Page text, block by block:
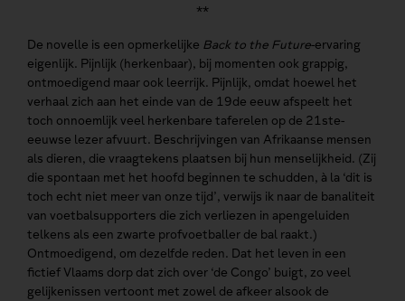
**
De novelle is een opmerkelijke Back to the Future-ervaring
eigenlijk. Pijnlijk (herkenbaar), bij momenten ook grappig,
ontmoedigend maar ook leerrijk. Pijnlijk, omdat hoewel het
verhaal zich aan het einde van de 19de eeuw afspeelt het
toch onnoemlijk veel herkenbare taferelen op de 21ste-
eeuwse lezer afvuurt. Beschrijvingen van Afrikaanse mensen
als dieren, die vraagtekens plaatsen bij hun menselijkheid. (Zij
die spontaan met het hoofd beginnen te schudden, à la ‘dit is
toch echt niet meer van onze tijd’, verwijs ik naar de banaliteit
van voetbalsupporters die zich verliezen in apengeluiden
telkens als een zwarte profvoetballer de bal raakt.)
Ontmoedigend, om dezelfde reden. Dat het leven in een
fictief Vlaams dorp dat zich over ‘de Congo’ buigt, zo veel
gelijkenissen vertoont met zowel de afkeer alsook de